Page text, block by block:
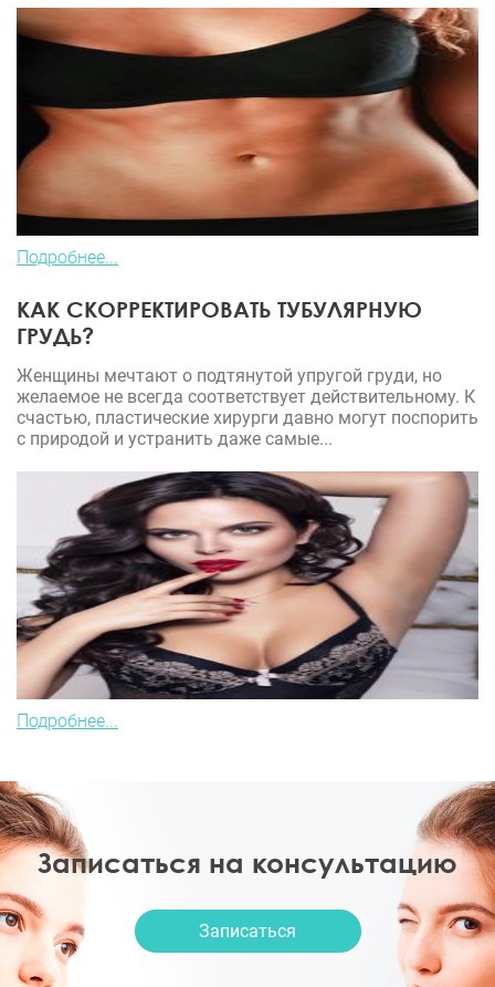
Подробнее...
КАК СКОРРЕКТИРОВАТЬ ТУБУЛЯРНУЮ
ГРУДЬ?
Женщины мечтают о подтянутой упругой груди, но
желаемое не всегда соответствует действительному. К
счастью, пластические хирурги давно могут поспорить
с природой и устранить даже самые...
Подробнее...
Записаться на консультацию
Записаться